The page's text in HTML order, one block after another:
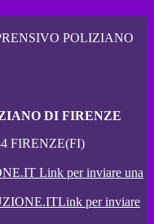
POLIZIANO
DI FIRENZE
FIRENZE(FI)
Link per inviare una
Link per inviare